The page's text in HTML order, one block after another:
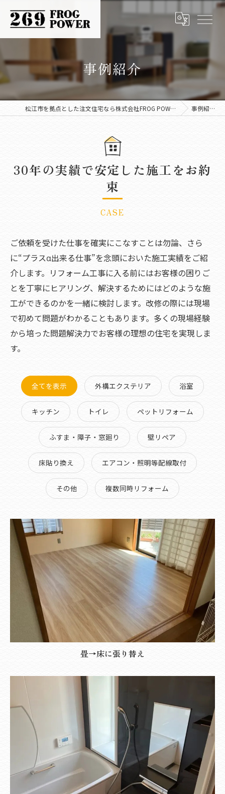
事例紹介
松江市を拠点とした注文住宅なら株式会社FROG POWER 事例紹介
30年の実績で安定した施工をお約
束
CASE
ご依頼を受けた仕事を確実にこなすことは勿論、さら
に“プラスα出来る仕事”を念頭においた施工実績をご紹
介します。リフォーム工事に入る前にはお客様の困りご
とを丁寧にヒアリング、解決するためにはどのような施
工ができるのかを一緒に検討します。改修の際には現場
で初めて問題がわかることもあります。多くの現場経験
から培った問題解決力でお客様の理想の住宅を実現しま
す。
全てを表示 外構エクステリア 浴室
キッチン トイレ ペットリフォーム
ふすま・障子・窓廻り 壁リペア
床貼り換え エアコン・照明等配線取付
その他 複数同時リフォーム
畳→床に張り替え